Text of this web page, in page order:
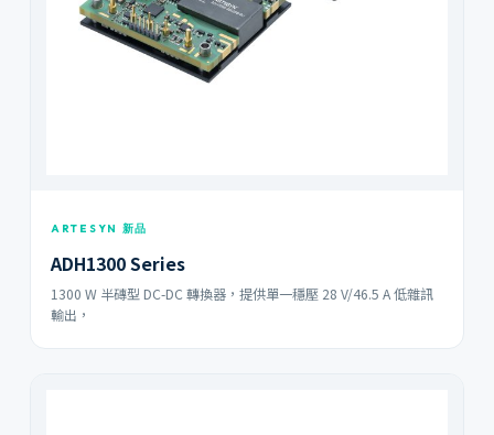
ARTESYN 新品
ADH1300 Series
1300 W 半磚型 DC-DC 轉換器，提供單一穩壓 28 V/46.5 A 低雜訊
輸出，